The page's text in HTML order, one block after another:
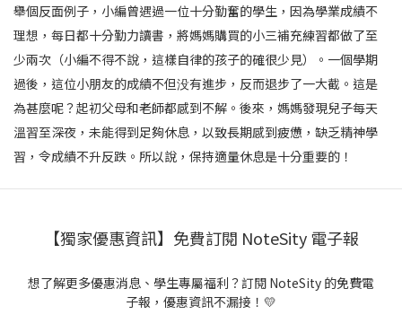
舉個反面例子，小編曾遇過一位十分勤奮的學生，因為學業成績不
理想，每日都十分勤力讀書，將媽媽購買的小三補充練習都做了至
少兩次（小編不得不說，這樣自律的孩子的確很少見）。一個學期
過後，這位小朋友的成績不但没有進步，反而退步了一大截。這是
為甚麼呢？起初父母和老師都感到不解。後來，媽媽發現兒子每天
溫習至深夜，未能得到足夠休息，以致長期感到疲憊，缺乏精神學
習，令成績不升反跌。所以說，保持適量休息是十分重要的！
【獨家優惠資訊】免費訂閱 NoteSity 電子報
想了解更多優惠消息、學生專屬福利？訂閱 NoteSity 的免費電
子報，優惠資訊不漏接！💛